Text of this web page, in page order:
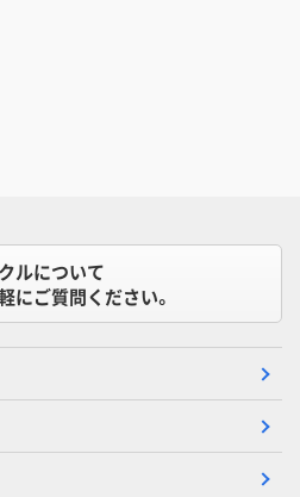
ルについて
にご質問ください。